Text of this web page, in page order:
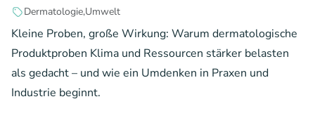
DermatologieUmwelt
Kleine Proben, große Wirkung: Warum dermatologische
Produktproben Klima und Ressourcen stärker belasten
als gedacht – und wie ein Umdenken in Praxen und
Industrie beginnt.